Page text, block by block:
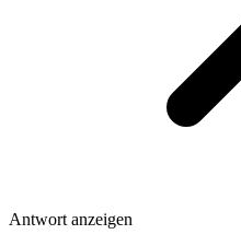
Antwort anzeigen